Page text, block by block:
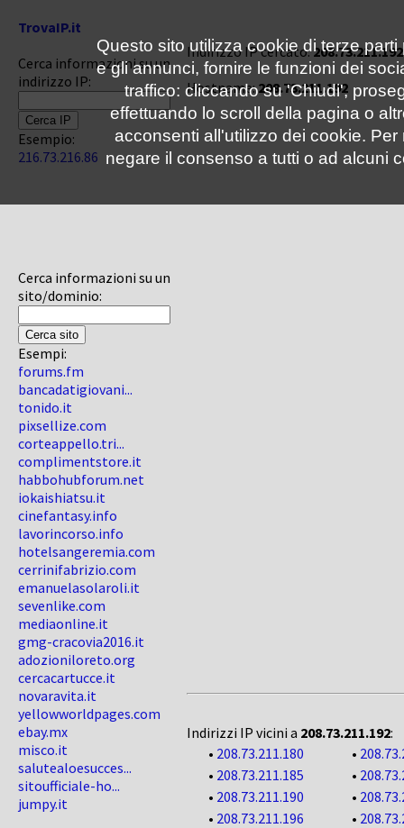
TrovaIP.it
Cerca informazioni su un
indirizzo IP:
Esempio:
216.73.216.86
Cerca informazioni su un
sito/dominio:
Esempi:
forums.fm
bancadatigiovani...
tonido.it
pixsellize.com
corteappello.tri...
complimentstore.it
habbohubforum.net
iokaishiatsu.it
cinefantasy.info
lavorincorso.info
hotelsangeremia.com
cerrinifabrizio.com
emanuelasolaroli.it
sevenlike.com
mediaonline.it
gmg-cracovia2016.it
adozioniloreto.org
cercacartucce.it
novaravita.it
yellowworldpages.com
ebay.mx
misco.it
salutealoesucces...
sitoufficiale-ho...
jumpy.it
Indirizzo IP cercato:208.73.211.192
Hostname:208.73.211.192
Indirizzi IP vicini a 208.73.211.192:
• 208.73.211.180 •
• 208.73.211.185 •
• 208.73.211.190 •
• 208.73.211.196 •
Questo sito utilizza cookie di terze
e gli annunci, fornire le funzioni dei
traffico: cliccando su 'Chiudi',
effettuando lo scroll della pagina o
acconsenti all'utilizzo dei cookie.
negare il consenso a tutti o ad alcuni